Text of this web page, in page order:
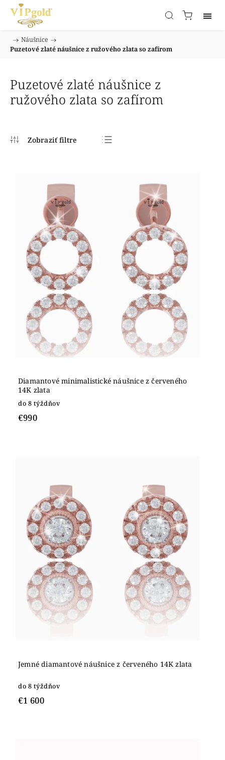
Domov
/ Náušnice /
Puzetové zlaté náušnice z ružového zlata so zafírom
Puzetové zlaté náušnice z
ružového zlata so zafírom
Najdrahšie
Abecedne
Diamantové minimalistické náušnice z červeného
14K zlata
do 8 týždňov
€990
Jemné diamantové náušnice z červeného 14K zlata
do 8 týždňov
€1 600